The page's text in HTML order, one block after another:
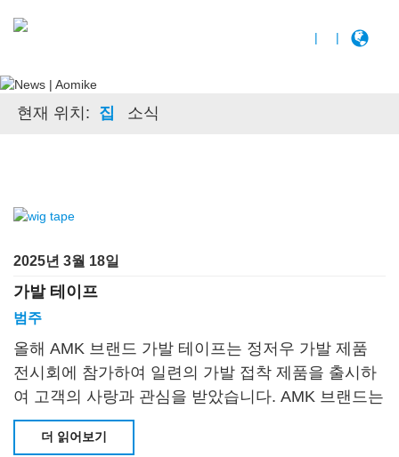
| |
현재 위치: 집 소식
2025년 3월 18일
가발 테이프
범주
올해 AMK 브랜드 가발 테이프는 정저우 가발 제품
전시회에 참가하여 일련의 가발 접착 제품을 출시하
여 고객의 사랑과 관심을 받았습니다. AMK 브랜드는
오랫동안
더 읽어보기